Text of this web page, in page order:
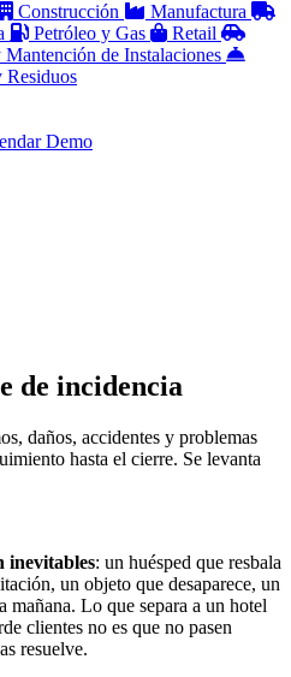
Construcción
Manufactura
Petróleo y Gas
Retail
de Instalaciones
Residuos
Demo
de incidencia
daños, accidentes y problemas
hasta el cierre. Se levanta
inevitables: un huésped que resbala
un objeto que desaparece, un
mañana. Lo que separa a un hotel
clientes no es que no pasen
resuelve.